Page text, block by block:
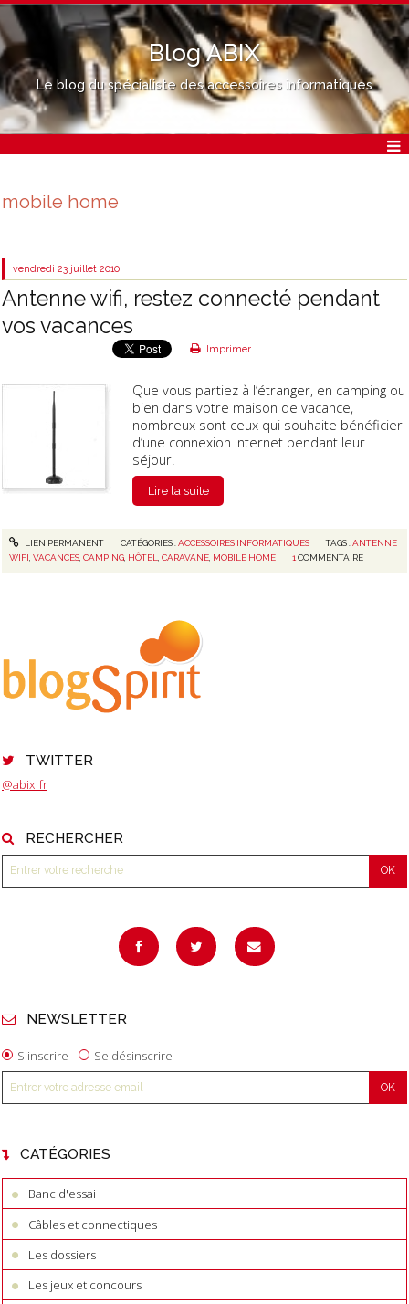
Blog ABIX
Le blog du spécialiste des accessoires informatiques
TWITTER
@abix_fr
RECHERCHER
NEWSLETTER
S'inscrire Se désinscrire
CATÉGORIES
Banc d'essai
Câbles et connectiques
Les dossiers
Les jeux et concours
mobile home
vendredi 23 juillet 2010
Antenne wifi, restez connecté pendant
vos vacances
Imprimer
Que vous partiez à l’étranger, en camping ou
bien dans votre maison de vacance,
nombreux sont ceux qui souhaite bénéficier
d’une connexion Internet pendant leur
séjour.
Lire la suite
LIEN PERMANENT CATÉGORIES :ACCESSOIRES INFORMATIQUES TAGS :ANTENNE
WIFI,VACANCES,CAMPING, HÔTEL,CARAVANE, MOBILE HOME 1 COMMENTAIRE